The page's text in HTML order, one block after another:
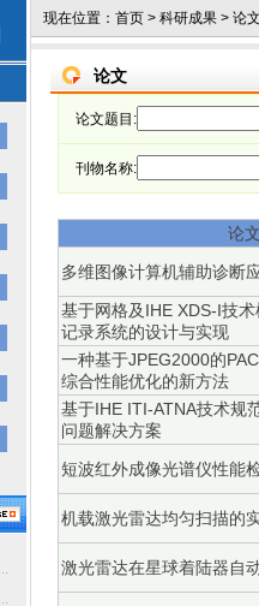
现在位置： 首页 > 科研成果 > 论文
论文
论文题目:
刊物名称:
论
多维图像计算机辅助诊断
基于网格及IHE XDS-I技
记录系统的设计与实现
一种基于JPEG2000的
综合性能优化的新方法
基于IHE ITI-ATNA技术规
问题解决方案
短波红外成像光谱仪性能
机载激光雷达均匀扫描的
激光雷达在星球着陆器自